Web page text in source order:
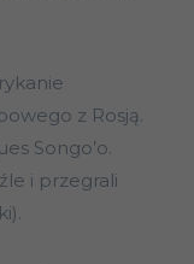
z Rosją.
Songo’o.
i przegrali